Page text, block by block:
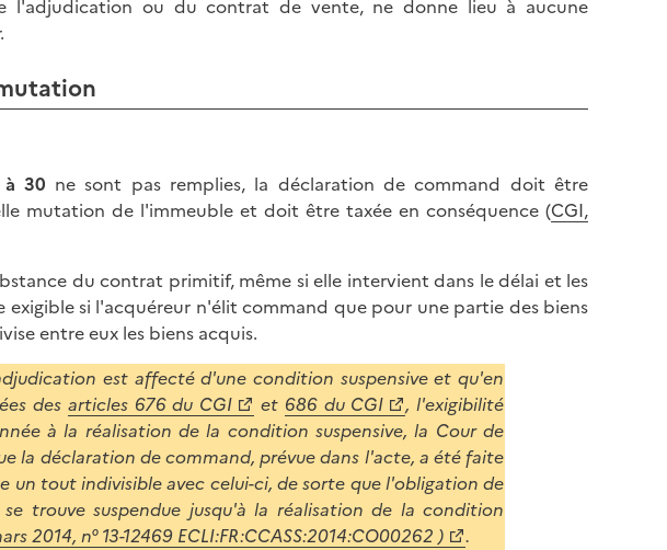
l'adjudication ou du contrat de vente, ne donne lieu à aucune
à 30 ne sont pas remplies, la déclaration de command doit être
mutation de l'immeuble et doit être taxée en conséquence (CGI,
du contrat primitif, même si elle intervient dans le délai et les
exigible si l'acquéreur n'élit command que pour une partie des biens
entre eux les biens acquis.
est affecté d'une condition suspensive et qu'en
des articles 676 du CGI et 686 du CGI
, l'exigibilité
à la réalisation de la condition suspensive, la Cour de
la déclaration de command, prévue dans l'acte, a été faite
un tout indivisible avec celui-ci, de sorte que l'obligation de
trouve suspendue jusqu'à la réalisation de la condition
2014, n° 13-12469 ECLI:FR:CCASS:2014:CO00262 ) .